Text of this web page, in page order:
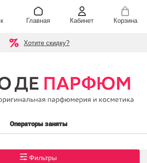
Хотите скидку?
Операторы заняты
Фильтры
Главная Кабинет Корзина